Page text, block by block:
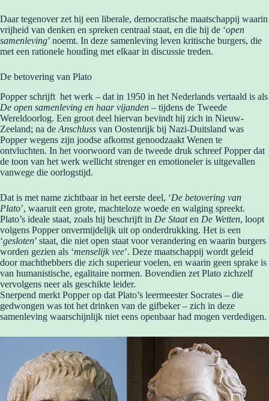
Daar tegenover zet hij een liberale, democratische maatschappij waarin
vrijheid van denken en spreken centraal staat, en die hij de ‘open
samenleving’ noemt. In deze samenleving leven kritische burgers, die
met een rationele houding met elkaar in discussie treden.
De betovering van Plato
Popper schrijft het werk – dat in 1950 in het Nederlands vertaald is als
De open samenleving en haar vijanden – tijdens de Tweede
Wereldoorlog. Een groot deel hiervan bevindt hij zich in Nieuw-
Zeeland; na de Anschluss van Oostenrijk bij Nazi-Duitsland was
Popper wegens zijn joodse afkomst genoodzaakt Wenen te
ontvluchten. In het voorwoord van de tweede druk schreef Popper dat
de toon van het werk wellicht strenger en emotioneler is uitgevallen
vanwege die oorlogstijd.
Dat is met name zichtbaar in het eerste deel, ‘De betovering van
Plato’, waaruit een grote, machteloze woede en walging spreekt.
Plato’s ideale staat, zoals hij beschrijft in De Staaten De Wetten, loopt
volgens Popper onvermijdelijk uit op onderdrukking. Het is een
‘gesloten’ staat, die niet open staat voor verandering en waarin burgers
worden gezien als ‘menselijk vee’. Deze maatschappij wordt geleid
door machthebbers die zich superieur voelen, en waarin geen sprake is
van humanistische, egalitaire normen. Bovendien zet Plato zichzelf
vervolgens neer als geschikte leider.
Snerpend merkt Popper op dat Plato’s leermeester Socrates – die
gedwongen was tot het drinken van de gifbeker – zich in deze
samenleving waarschijnlijk niet eens openbaar had mogen verdedigen.